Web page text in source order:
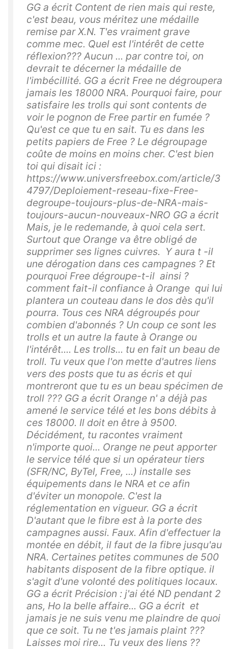
GG a écrit Content de rien mais qui reste,
c'est beau, vous méritez une médaille
remise par X.N. T'es vraiment grave
comme mec. Quel est l'intérêt de cette
réflexion??? Aucun ... par contre toi, on
devrait te décerner la médaille de
l'imbécillité. GG a écrit Free ne dégroupera
jamais les 18000 NRA. Pourquoi faire, pour
satisfaire les trolls qui sont contents de
voir le pognon de Free partir en fumée ?
Qu'est ce que tu en sait. Tu es dans les
petits papiers de Free ? Le dégroupage
coûte de moins en moins cher. C'est bien
toi qui disait ici :
https://www.universfreebox.com/article/3
4797/Deploiement-reseau-fixe-Free-
degroupe-toujours-plus-de-NRA-mais-
toujours-aucun-nouveaux-NRO GG a écrit
Mais, je le redemande, à quoi cela sert.
Surtout que Orange va être obligé de
supprimer ses lignes cuivres. Y aura t -il
une dérogation dans ces campagnes ? Et
pourquoi Free dégroupe-t-il ainsi ?
comment fait-il confiance à Orange qui lui
plantera un couteau dans le dos dès qu'il
pourra. Tous ces NRA dégroupés pour
combien d'abonnés ? Un coup ce sont les
trolls et un autre la faute à Orange ou
l'intérêt.... Les trolls... tu en fait un beau de
troll. Tu veux que l'on mette d'autres liens
vers des posts que tu as écris et qui
montreront que tu es un beau spécimen de
troll ??? GG a écrit Orange n' a déjà pas
amené le service télé et les bons débits à
ces 18000. Il doit en être à 9500.
Décidément, tu racontes vraiment
n'importe quoi... Orange ne peut apporter
le service télé que si un opérateur tiers
(SFR/NC, ByTel, Free, ...) installe ses
équipements dans le NRA et ce afin
d'éviter un monopole. C'est la
réglementation en vigueur. GG a écrit
D'autant que le fibre est à la porte des
campagnes aussi. Faux. Afin d'effectuer la
montée en débit, il faut de la fibre jusqu'au
NRA. Certaines petites communes de 500
habitants disposent de la fibre optique. il
s'agit d'une volonté des politiques locaux.
GG a écrit Précision : j'ai été ND pendant 2
ans, Ho la belle affaire... GG a écrit et
jamais je ne suis venu me plaindre de quoi
que ce soit. Tu ne t'es jamais plaint ???
Laisses moi rire... Tu veux des liens ??